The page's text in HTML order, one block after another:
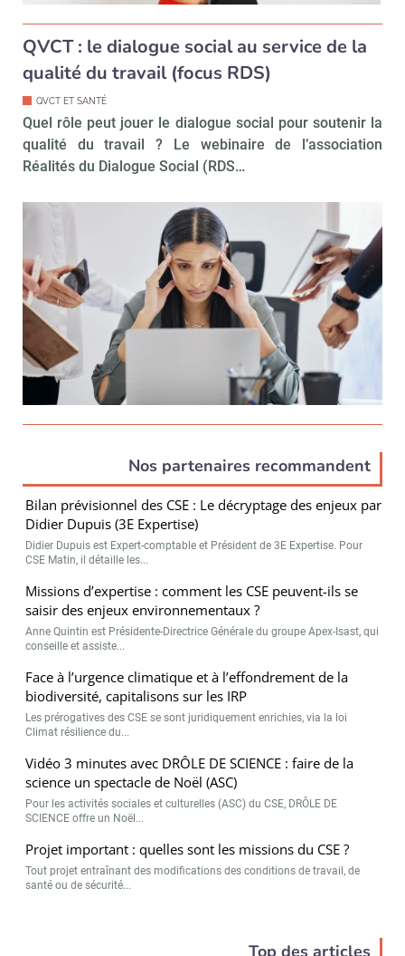
QVCT : le dialogue social au service de la
qualité du travail (focus RDS)
QVCT ET SANTÉ
Quel rôle peut jouer le dialogue social pour soutenir la
qualité du travail ? Le webinaire de l’association
Réalités du Dialogue Social (RDS…
Nos partenaires recommandent
Bilan prévisionnel des CSE : Le décryptage des enjeux par
Didier Dupuis (3E Expertise)
Didier Dupuis est Expert-comptable et Président de 3E Expertise. Pour
CSE Matin, il détaille les...
Missions d’expertise : comment les CSE peuvent-ils se
saisir des enjeux environnementaux ?
Anne Quintin est Présidente-Directrice Générale du groupe Apex-Isast, qui
conseille et assiste...
Face à l’urgence climatique et à l’effondrement de la
biodiversité, capitalisons sur les IRP
Les prérogatives des CSE se sont juridiquement enrichies, via la loi
Climat résilience du...
Vidéo 3 minutes avec DRÔLE DE SCIENCE : faire de la
science un spectacle de Noël (ASC)
Pour les activités sociales et culturelles (ASC) du CSE, DRÔLE DE
SCIENCE offre un Noël...
Projet important : quelles sont les missions du CSE ?
Tout projet entraînant des modifications des conditions de travail, de
santé ou de sécurité...
Top des articles